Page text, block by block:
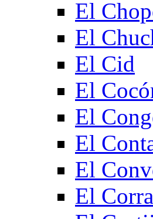
El
El
El Cid
El
El
El
El
El